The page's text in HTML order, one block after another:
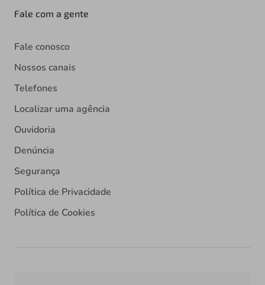
Fale com a gente
Fale conosco
Nossos canais
Telefones
Localizar uma agência
Ouvidoria
Denúncia
Segurança
Política de Privacidade
Política de Cookies